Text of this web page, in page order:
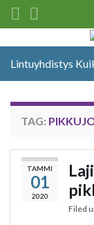
Lintuyhdistys
TAG:
TAMMI
01
2020
Filed